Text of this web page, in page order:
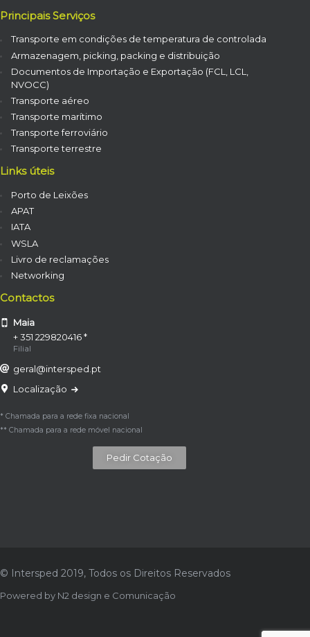
Principais Serviços
Transporte em condições de temperatura de controlada
Armazenagem, picking, packing e distribuição
Documentos de Importação e Exportação (FCL, LCL,
NVOCC)
Transporte aéreo
Transporte marítimo
Transporte ferroviário
Transporte terrestre
Links úteis
Porto de Leixões
APAT
IATA
WSLA
Livro de reclamações
Networking
Contactos
Maia
+ 351 229820416 *
Filial
geral@intersped.pt
Localização
* Chamada para a rede fixa nacional
** Chamada para a rede móvel nacional
Pedir Cotação
© Intersped 2019, Todos os Direitos Reservados
Powered by N2 design e Comunicação